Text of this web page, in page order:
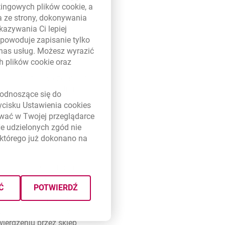
Goodie - Dodatkowo
to wyraźnie
użytkowników w tym
Wartość koszyka
które wcześniej nie
dowolnych 3 transakcji
zakupu z goodie
posiadają aplikację, ale
goodie z poziomu aplikacji
dokonaniu pierwszego
internetowego Banku
cashback, przejść do
jednego dnia roboczego od
przez sklep
plikówcookie, a
strony, dokonywania
Ci lepiej
zapisanie tylko
usług. Możesz wyrazić
plikówcookie oraz
otwiera się w nowym oknie
odnoszące się do
Ustawieniacookies
w Twojej przeglądarce
udzielonych zgód nie
już dokonano na
POTWIERDŹ